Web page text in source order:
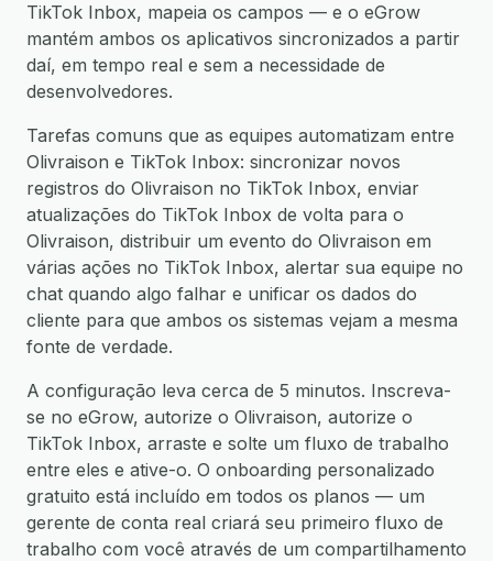
TikTok Inbox, mapeia os campos — e o eGrow
mantém ambos os aplicativos sincronizados a partir
daí, em tempo real e sem a necessidade de
desenvolvedores.
Tarefas comuns que as equipes automatizam entre
Olivraison e TikTok Inbox: sincronizar novos
registros do Olivraison no TikTok Inbox, enviar
atualizações do TikTok Inbox de volta para o
Olivraison, distribuir um evento do Olivraison em
várias ações no TikTok Inbox, alertar sua equipe no
chat quando algo falhar e unificar os dados do
cliente para que ambos os sistemas vejam a mesma
fonte de verdade.
A configuração leva cerca de 5 minutos. Inscreva-
se no eGrow, autorize o Olivraison, autorize o
TikTok Inbox, arraste e solte um fluxo de trabalho
entre eles e ative-o. O onboarding personalizado
gratuito está incluído em todos os planos — um
gerente de conta real criará seu primeiro fluxo de
trabalho com você através de um compartilhamento